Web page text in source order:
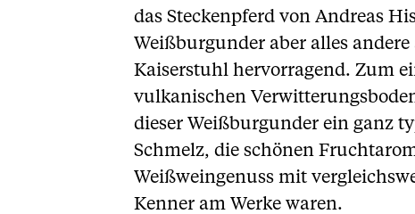
das Steckenpferd von Andreas
Weißburgunder aber alles
Kaiserstuhl hervorragend. Zum
vulkanischen
dieser Weißburgunder ein ganz
Schmelz, die schönen
Weißweingenuss mit
Kenner am Werke waren.